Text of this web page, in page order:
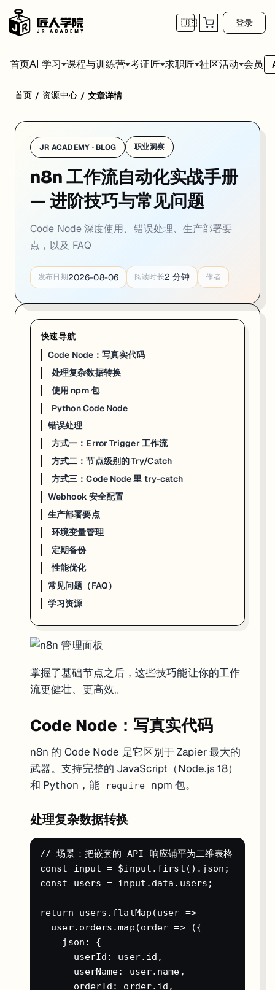
🇺🇸 登录
首页AI 学习 课程与训练营 考证匠 求职匠 社区活动 会员
掌握了基础节点之后，这些技巧能让你的工作流更健壮、更高效。
Code Node：写真实代码
n8n 的 Code Node 是它区别于 Zapier 最大的武器。支持完整的
处理复杂数据转换
const input = $input.first().json;
const users = input.data.users;
  user.orders.map(order => ({
    json: {
      userId: user.id,
      userName: user.name,
      orderId: order.id,
      amount: order.amount,
date: new
使用 npm 包
在 Code Node 里可以直接 require 已安装的包（n8n 内置了常用库）：
// 日期处理
const { DateTime } = require('luxon');
const formatted = DateTime.now().setZone('Asia/
const crypto = require('crypto');
const hash = crypto.createHmac('sha256',
// JSON Schema 校验
const Ajv = require('ajv');
const ajv = new Ajv();
Python Code Node
import json
from datetime import datetime
items = _input.all()
results = []
for item in items:
    results.append({
        'json': {
            'processed_at': datetime.now().isoformat(),
            'original': data,
return results
错误处理
新建 workflow，添加Error Trigger节点（而不是普通 trigger）
连接 Slack 节点，发送报警通知
在每个生产工作流的 Settings 里，设置Error Workflow
Slack: "⚠️ 工作流 {{ $json.workflow.name }} 报错
        错误: {{ $json.execution.error.message }}
        时间: {{ $now.format('YYYY-MM-DD HH:mm') }}
方式二：节点级别的 Try/Catch
首页 / 资源中心 / 文章详情
JR ACADEMY · BLOG 职业洞察
n8n 工作流自动化实战手册
— 进阶技巧与常见问题
Code Node 深度使用、错误处理、生产部署要
点，以及 FAQ
发布日期2026-08-06 阅读时长2 分钟 作者
快速导航
Code Node：写真实代码
处理复杂数据转换
使用 npm 包
Python Code Node
错误处理
方式一：Error Trigger 工作流
方式二：节点级别的 Try/Catch
方式三：Code Node 里 try-catch
Webhook 安全配置
生产部署要点
环境变量管理
定期备份
性能优化
常见问题（FAQ）
学习资源
掌握了基础节点之后，这些技巧能让你的工作
流更健壮、更高效。
Code Node：写真实代码
n8n 的 Code Node 是它区别于 Zapier 最大的
武器。支持完整的 JavaScript（Node.js 18）
和 Python，能
require npm 包。
处理复杂数据转换
// 场景：把嵌套的 API 响应铺平为二维表格
const input = $input.first().json;
const users = input.data.users;
return users.flatMap(user =>
  user.orders.map(order => ({
    json: {
      userId: user.id,
      userName: user.name,
      orderId: order.id,